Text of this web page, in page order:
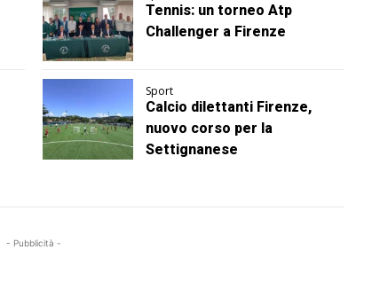
Tennis: un torneo Atp
Challenger a Firenze
Sport
Calcio dilettanti Firenze,
nuovo corso per la
Settignanese
- Pubblicità -